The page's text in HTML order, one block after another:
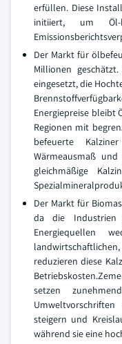
erfüllen. Diese
initiiert, um Öl-
Der Markt für
Millionen
eingesetzt, die
Energiepreise bleibt
Regionen mit
befeuerte
Wärmeausmaß
gleichmäßige
Der Markt für
da die Industrien
Energiequellen
reduzieren diese
setzen
steigern und
während sie eine